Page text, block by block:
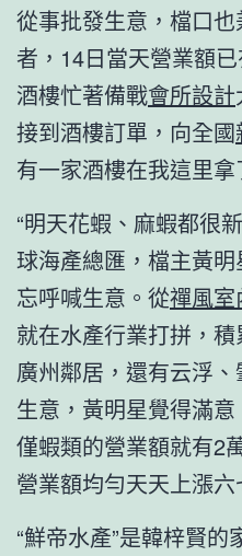
從事批發生意，檔口
者，14日當天營業額
酒樓忙著備戰會所設計
接到酒樓訂單，向全國
有一家酒樓在我這里拿
“明天花蝦、麻蝦都很
球海產總匯，檔主黃
忘呼喊生意。從禪風室
就在水產行業打拼，
廣州鄰居，還有云浮
生意，黃明星覺得滿意
僅蝦類的營業額就有2
營業額均勻天天上漲六
“鮮帝水產”是韓梓賢